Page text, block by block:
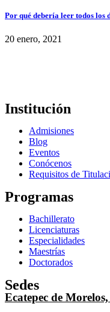
Por qué debería leer todos los
20 enero, 2021
Institución
Admisiones
Blog
Eventos
Conócenos
Requisitos de
Programas
Bachillerato
Licenciaturas
Especialidades
Maestrías
Doctorados
Sedes
Ecatepec de